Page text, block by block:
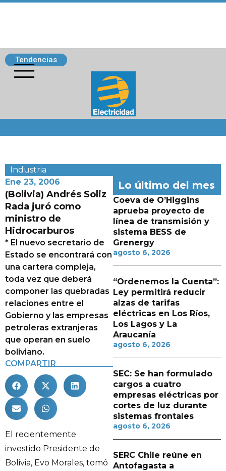
Tendencias
Industria
Ene 23, 2006
(Bolivia) Andrés Soliz
Rada juró como
ministro de
Hidrocarburos
* El nuevo secretario de
Estado se encontrará con
una cartera compleja,
toda vez que deberá
componer las quebradas
relaciones entre el
Gobierno y las empresas
petroleras extranjeras
que operan en suelo
boliviano.
COMPARTIR
El recientemente
investido Presidente de
Bolivia, Evo Morales, tomó
Lo último del mes
Coeva de O’Higgins
aprueba proyecto de
línea de transmisión y
sistema BESS de
Grenergy
agosto 6, 2026
“Ordenemos la Cuenta”:
Ley permitirá reducir
alzas de tarifas
eléctricas en Los Ríos,
Los Lagos y La
Araucanía
agosto 6, 2026
SEC: Se han formulado
cargos a cuatro
empresas eléctricas por
cortes de luz durante
sistemas frontales
agosto 6, 2026
SERC Chile reúne en
Antofagasta a